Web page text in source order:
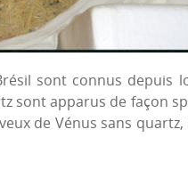
sont connus depuis
sont apparus de façon
de Vénus sans